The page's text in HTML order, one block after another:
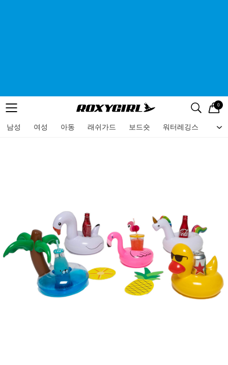
메뉴 검색
로고 0
남성 여성 아동 래쉬가드 보드숏 워터레깅스 비
메뉴